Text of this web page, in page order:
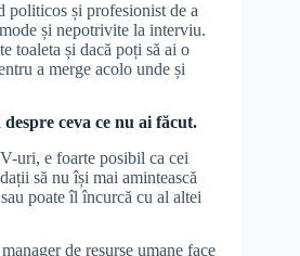
politicos și profesionist de a
și nepotrivite la interviu.
toaleta și dacă poți să ai o
a merge acolo unde și
ceva ce nu ai făcut.
uri, e foarte posibil ca cei
să nu își mai amintească
poate îl încurcă cu al altei
de resurse umane face